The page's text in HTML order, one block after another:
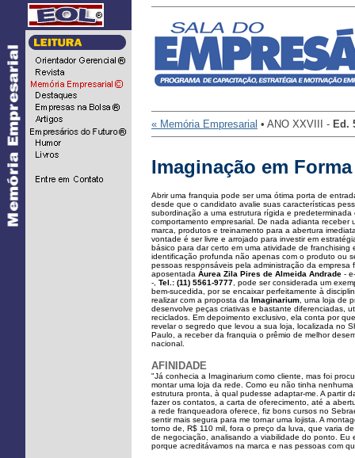
« Memória Empresarial • ANO XXVIII - Ed.
Imaginação em Forma
Abrir uma franquia pode ser uma ótima porta de
desde que o candidato avalie suas características
subordinação a uma estrutura rígida e predeterminada
comportamento empresarial. De nada adianta receber
marca, produtos e treinamento para a abertura
vontade é ser livre e arrojado para investir em
básico para dar certo em uma atividade de franchising
identificação profunda não apenas com o produto ou
pessoas responsáveis pela administração da empresa
aposentada Áurea Zila Pires de Almeida Andrade -
-, Tel.: (11) 5561-9777 , pode ser considerada um
bem-sucedida, por se encaixar perfeitamente à
realizar com a proposta da Imaginarium , uma loja de
desenvolve peças criativas e bastante diferenciadas,
reciclados. Em depoimento exclusivo, ela conta por
revelar o segredo que levou a sua loja, localizada no
Paulo, a receber da franquia o prêmio de melhor
nacional.
AFINIDADE
"Já conhecia a Imaginarium como cliente, mas foi
montar uma loja da rede. Como eu não tinha
estrutura pronta, à qual pudesse adaptar-me. A partir
fazer os contatos, a carta de oferecimento, até a
a rede franqueadora oferece, fiz bons cursos no
sentir mais segura para me tornar uma lojista. A
torno de, R$ 110 mil, fora o preço da luva, que varia
de negociação, analisando a viabilidade do ponto. Eu
porque acreditávamos na marca e nas pessoas com